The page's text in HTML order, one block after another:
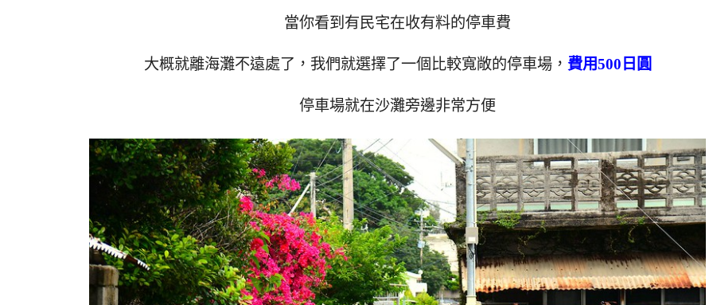
當你看到有民宅在收有料的停車費
大概就離海灘不遠處了，我們就選擇了一個比較寬敞的停車場， 費用500日圓
停車場就在沙灘旁邊非常方便